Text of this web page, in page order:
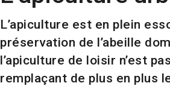
L’apiculture est en plein
préservation de l’abeille
l’apiculture de loisir n’est
remplaçant de plus en plus